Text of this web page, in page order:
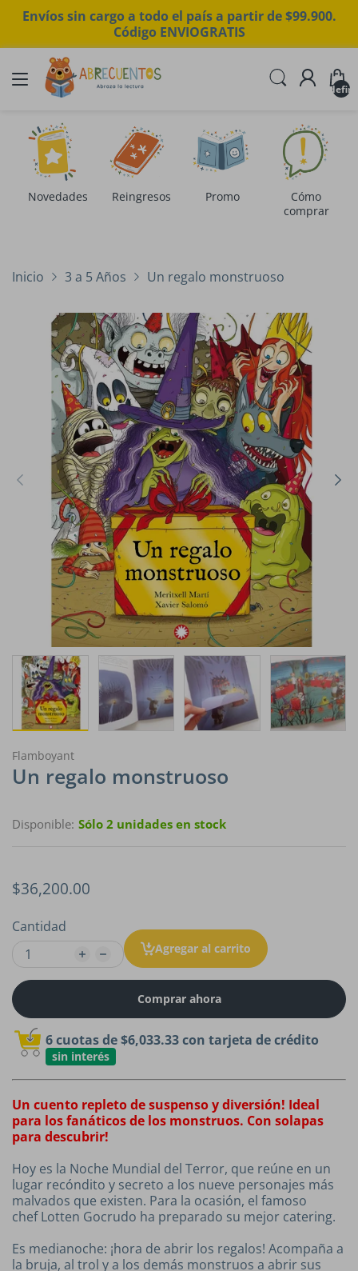
Envíos sin cargo a todo el país a partir de $99.900.
Código ENVIOGRATIS
Novedades Reingresos Promo
Cómo
comprar
Inicio 3 a 5 Años Un regalo monstruoso
Flamboyant
Un regalo monstruoso
Disponible: Sólo 2 unidades en stock
$36,200.00
Cantidad
Agregar al carrito
Comprar ahora
6 cuotas de$6,033.33con tarjeta de crédito
sin interés
Un cuento repleto de suspenso y diversión! Ideal
para los fanáticos de los monstruos. Con solapas
para descubrir!
Hoy es la Noche Mundial del Terror, que reúne en un
lugar recóndito y secreto a los nueve personajes más
malvados que existen. Para la ocasión, el famoso
chef Lotten Gocrudo ha preparado su mejor catering.
Es medianoche: ¡hora de abrir los regalos! Acompaña a
la bruja, al trol y a los demás monstruos a abrir sus